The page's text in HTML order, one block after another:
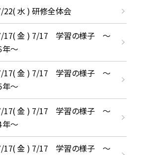
22( 水 ) 研修全体会
17( 金 ) 7/17 学習の様子 ～
年～
17( 金 ) 7/17 学習の様子 ～
年～
17( 金 ) 7/17 学習の様子 ～
年～
17( 金 ) 7/17 学習の様子 ～